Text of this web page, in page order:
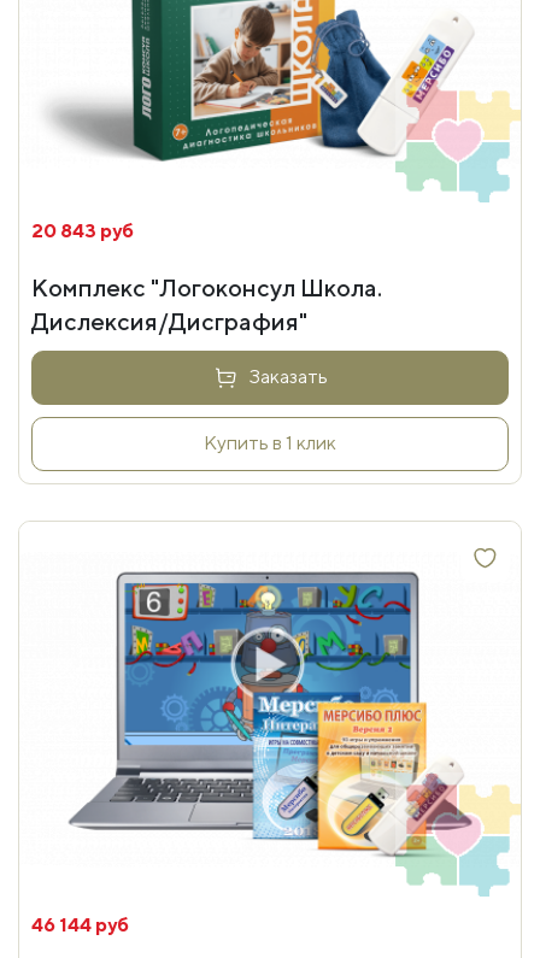
20 843 руб
Комплекс "Логоконсул Школа.
Дислексия/Дисграфия"
Заказать
Купить в 1 клик
46 144 руб